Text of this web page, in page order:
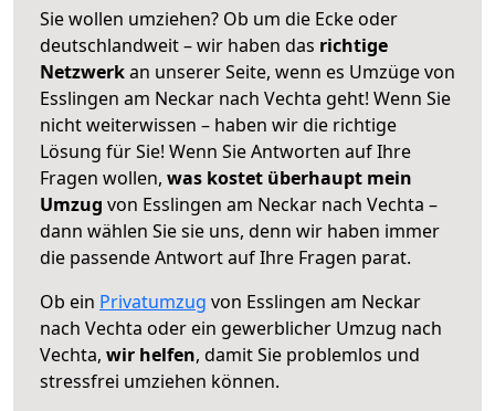
Sie wollen umziehen? Ob um die Ecke oder
deutschlandweit – wir haben das richtige
Netzwerkan unserer Seite, wenn es Umzüge von
Esslingen am Neckar nach Vechta geht! Wenn Sie
nicht weiterwissen – haben wir die richtige
Lösung für Sie! Wenn Sie Antworten auf Ihre
Fragen wollen, was kostet überhaupt mein
Umzug von Esslingen am Neckar nach Vechta –
dann wählen Sie sie uns, denn wir haben immer
die passende Antwort auf Ihre Fragen parat.
Ob ein Privatumzug von Esslingen am Neckar
nach Vechta oder ein gewerblicher Umzug nach
Vechta, wir helfen, damit Sie problemlos und
stressfrei umziehen können.